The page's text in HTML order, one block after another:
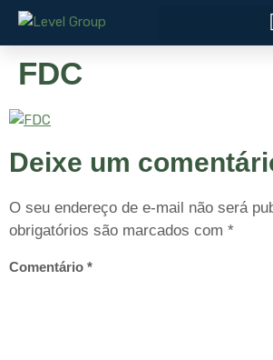
FDC
Deixe um
O seu endereço de e-mail não será
obrigatórios são marcados com *
Comentário *